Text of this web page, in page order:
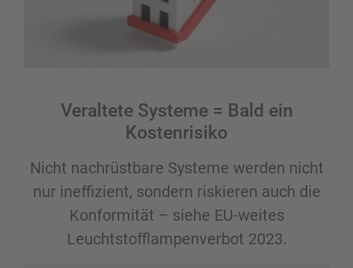
Veraltete Systeme = Bald ein
Kostenrisiko
Nicht nachrüstbare Systeme werden nicht
nur ineffizient, sondern riskieren auch die
Konformität – siehe EU-weites
Leuchtstofflampenverbot 2023.